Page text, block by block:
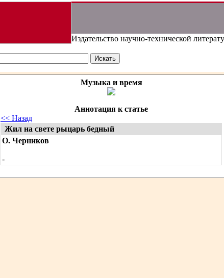
Издательство научно-технической
Музыка и время
Аннотация к статье
<< Назад
Жил на свете рыцарь бедный
О. Черников
-